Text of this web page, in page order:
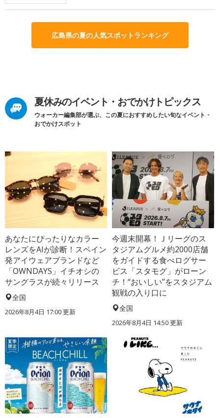
広島県の夏の人気スポットランキング
夏休みのイベント・おでかけトピックス
ウォーカー編集部が選ぶ、この夏におすすめしたい旬なイベント・
おでかけスポット
あなたにぴったりなカラー
レンズをAIが診断！スペイン
発アイウェアブランドなど
「OWNDAYS」イチオシの
サングラスが続々リリース
全国
2026年8月4日 17:00更新
今週末開幕！Ｊリーグのス
タジアムグルメ約2000店舗
をガイドする食べログサー
ビス「スタモグ」がローン
チ！“おいしい”をスタジアム
観戦の入り口に
全国
2026年8月4日 14:50更新